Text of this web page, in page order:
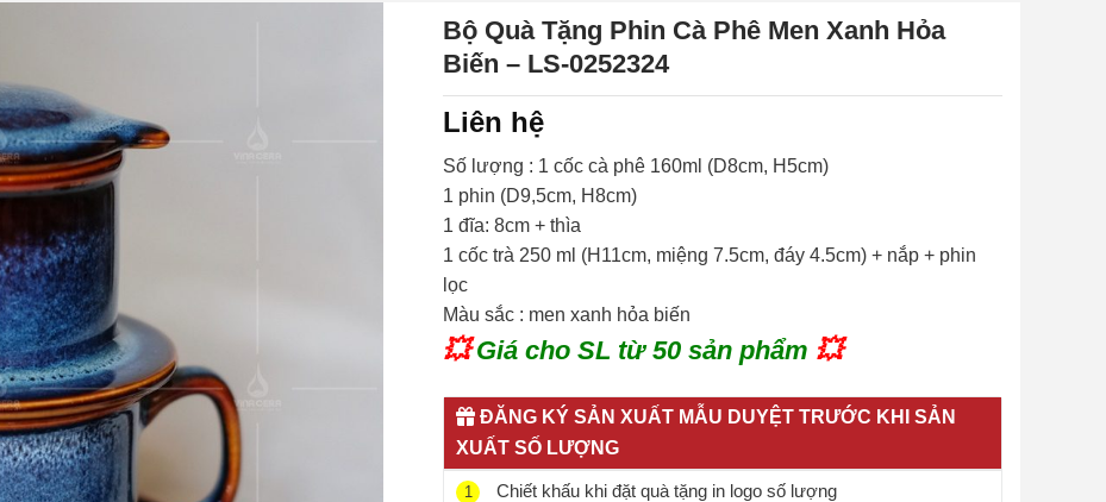
Bộ Quà Tặng Phin Cà Phê Men Xanh Hỏa
Biến – LS-0252324
Liên hệ
Số lượng : 1 cốc cà phê 160ml (D8cm, H5cm)
1 phin (D9,5cm, H8cm)
1 đĩa: 8cm + thìa
1 cốc trà 250 ml (H11cm, miệng 7.5cm, đáy 4.5cm) + nắp + phin
lọc
Màu sắc : men xanh hỏa biến
💥Giá cho SL từ 50 sản phẩm 💥
ĐĂNG KÝ SẢN XUẤT MẪU DUYỆT TRƯỚC KHI SẢN
XUẤT SỐ LƯỢNG
1 Chiết khấu khi đặt quà tặng in logo số lượng